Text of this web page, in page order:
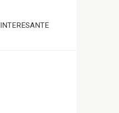
INTERESANTE